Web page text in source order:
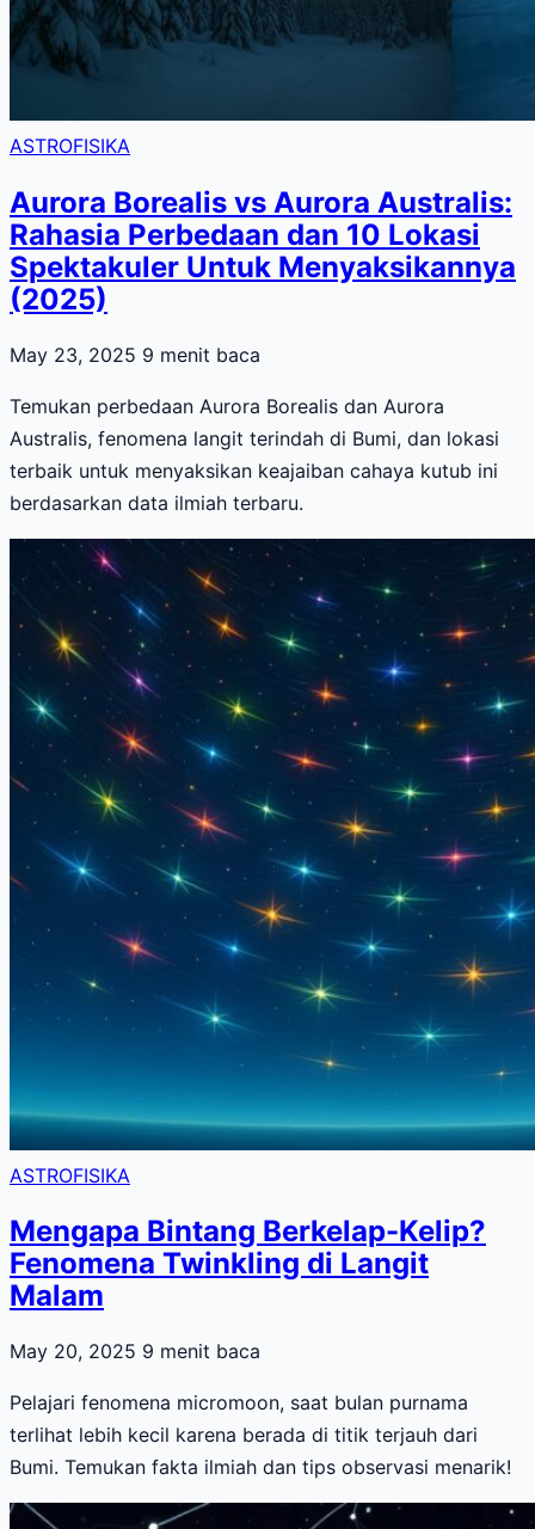
ASTROFISIKA
Aurora Borealis vs Aurora Australis:
Rahasia Perbedaan dan 10 Lokasi
Spektakuler Untuk Menyaksikannya
(2025)
May 23, 2025 9 menit baca
Temukan perbedaan Aurora Borealis dan Aurora
Australis, fenomena langit terindah di Bumi, dan lokasi
terbaik untuk menyaksikan keajaiban cahaya kutub ini
berdasarkan data ilmiah terbaru.
ASTROFISIKA
Mengapa Bintang Berkelap-Kelip?
Fenomena Twinkling di Langit
Malam
May 20, 2025 9 menit baca
Pelajari fenomena micromoon, saat bulan purnama
terlihat lebih kecil karena berada di titik terjauh dari
Bumi. Temukan fakta ilmiah dan tips observasi menarik!